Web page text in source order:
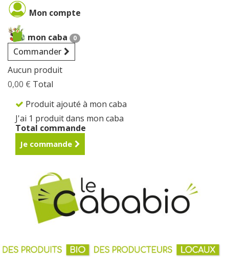
Mon compte
mon caba 0
Commander
Aucun produit
0,00 € Total
Produit ajouté à mon caba
J'ai 1 produit dans mon caba
Total commande
Je commande
Cookies management panel